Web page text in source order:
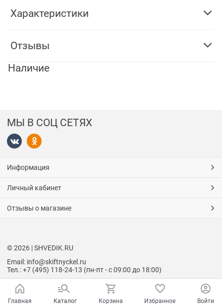
Характеристики
Отзывы
Наличие
МЫ В СОЦ СЕТЯХ
Информация
Личный кабинет
Отзывы о магазине
© 2026 | SHVEDIK.RU
Email: info@skiftnyckel.ru
Тел.: +7 (495) 118-24-13 (пн-пт - с 09:00 до 18:00)
Главная Каталог Корзина Избранное Войти